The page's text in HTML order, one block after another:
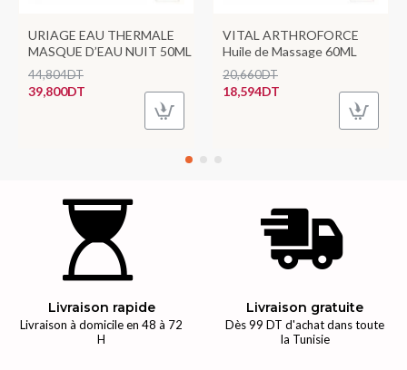
URIAGE EAU THERMALE
MASQUE D’EAU NUIT 50ML
39,800DT
44,804DT
VITAL ARTHROFORCE
Huile de Massage 60ML
18,594DT
20,660DT
Livraison rapide
Livraison à domicile en 48 à 72
H
Livraison gratuite
Dès 99 DT d'achat dans toute
la Tunisie